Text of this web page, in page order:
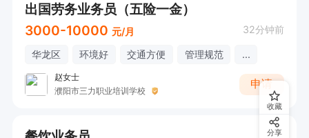
出国劳务业务员（五险一金）
3000-10000 元/月 32分钟前
华龙区 环境好 交通方便 管理规范 ...
赵女士
濮阳市三力职业培训学校
申请
收藏
分享